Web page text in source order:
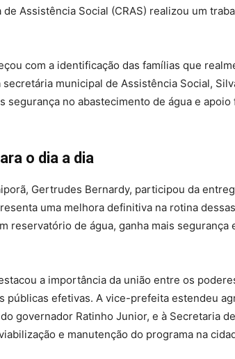
Assistência Social (CRAS) realizou um
com a identificação das famílias que
municipal de Assistência Social,
segurança no abastecimento de água e
o dia a dia
Gertrudes Bernardy, participou da
uma melhora definitiva na rotina
reservatório de água, ganha mais segurança
a importância da união entre os
públicas efetivas. A vice-prefeita estendeu
governador Ratinho Junior, e à Secretaria
e manutenção do programa na